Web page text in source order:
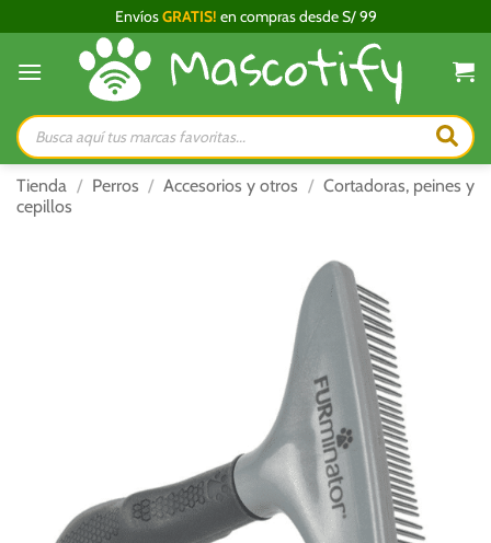
al
contenido
EnvíosGRATIS! en compras desde S/ 99
Búsqueda
de
productos
Tienda / Perros / Accesorios y otros / Cortadoras, peines y
cepillos